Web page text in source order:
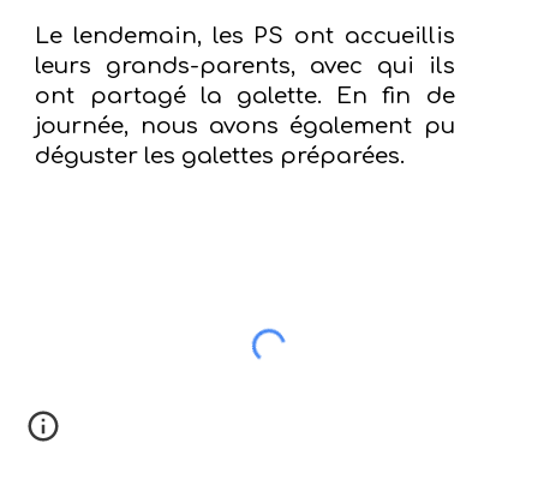
Le lendemain, les PS ont accueillis
leurs grands-parents, avec qui ils
ont partagé la galette. En fin de
journée, nous avons également pu
déguster les galettes préparées.